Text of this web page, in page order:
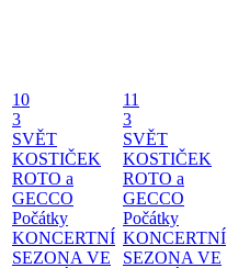
10
3
SVĚT
KOSTIČEK
ROTO a
GECCO
Počátky
KONCERTNÍ
SEZONA VE
11
3
SVĚT
KOSTIČEK
ROTO a
GECCO
Počátky
KONCERTNÍ
SEZONA VE